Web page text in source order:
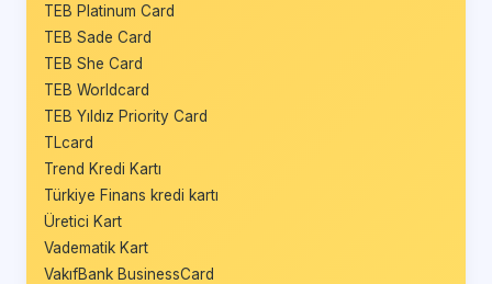
TEB Platinum Card
TEB Sade Card
TEB She Card
TEB Worldcard
TEB Yıldız Priority Card
TLcard
Trend Kredi Kartı
Türkiye Finans kredi kartı
Üretici Kart
Vadematik Kart
VakıfBank BusinessCard